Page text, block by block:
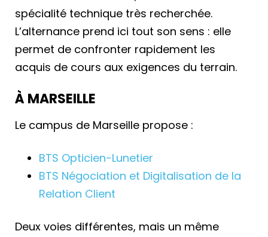
spécialité technique très recherchée.
L’alternance prend ici tout son sens : elle
permet de confronter rapidement les
acquis de cours aux exigences du terrain.
À MARSEILLE
Le campus de Marseille propose :
BTS Opticien-Lunetier
BTS Négociation et Digitalisation de la
Relation Client
Deux voies différentes, mais un même